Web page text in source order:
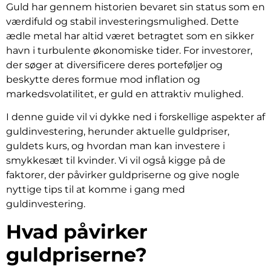
Guld har gennem historien bevaret sin status som en
værdifuld og stabil investeringsmulighed. Dette
ædle metal har altid været betragtet som en sikker
havn i turbulente økonomiske tider. For investorer,
der søger at diversificere deres porteføljer og
beskytte deres formue mod inflation og
markedsvolatilitet, er guld en attraktiv mulighed.
I denne guide vil vi dykke ned i forskellige aspekter af
guldinvestering, herunder aktuelle guldpriser,
guldets kurs, og hvordan man kan investere i
smykkesæt til kvinder. Vi vil også kigge på de
faktorer, der påvirker guldpriserne og give nogle
nyttige tips til at komme i gang med
guldinvestering.
Hvad påvirker
guldpriserne?